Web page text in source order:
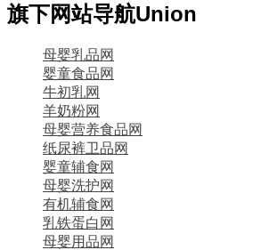
旗下网站导航Union
母婴乳品网
婴童食品网
牛初乳网
羊奶粉网
母婴营养食品网
纸尿裤卫品网
婴童辅食网
母婴洗护网
有机辅食网
乳铁蛋白网
母婴用品网